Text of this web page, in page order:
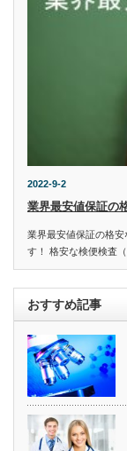
2022-9-2
業界最安値保証の
業界最安値保証の格
す！ 格安な検便検査
おすすめ記事